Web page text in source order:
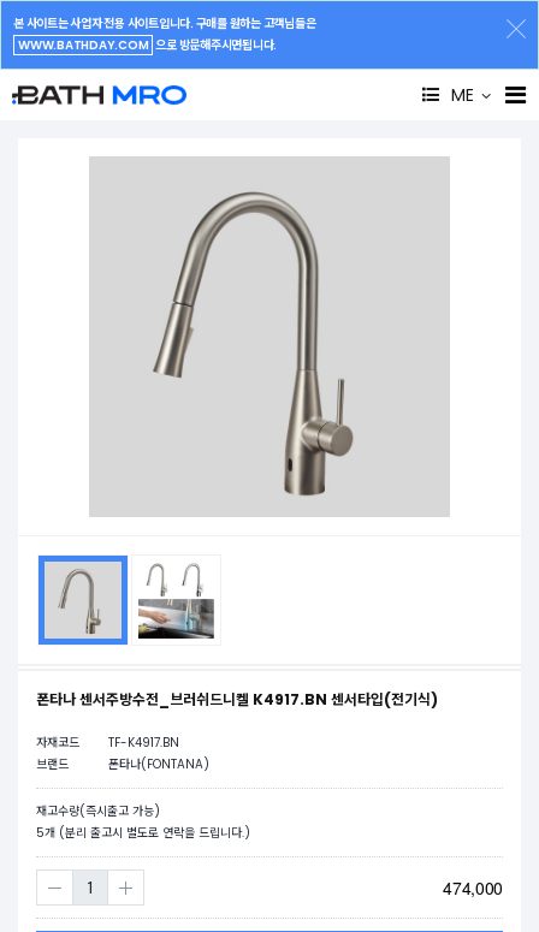
본 사이트는 사업자 전용 사이트입니다. 구매를 원하는 고객님들은
WWW.BATHDAY.COM 으로 방문해주시면됩니다.
ME
폰타나 센서주방수전_브러쉬드니켈 K4917.BN 센서타입(전기식)
자재코드
TF-K4917.BN
브랜드
폰타나(FONTANA)
재고수량(즉시출고 가능)
5개 (분리 출고시 별도로 연락을 드립니다.)
474,000